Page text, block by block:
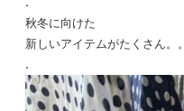
秋冬に向けた
新しいアイテムがたくさん。。
.